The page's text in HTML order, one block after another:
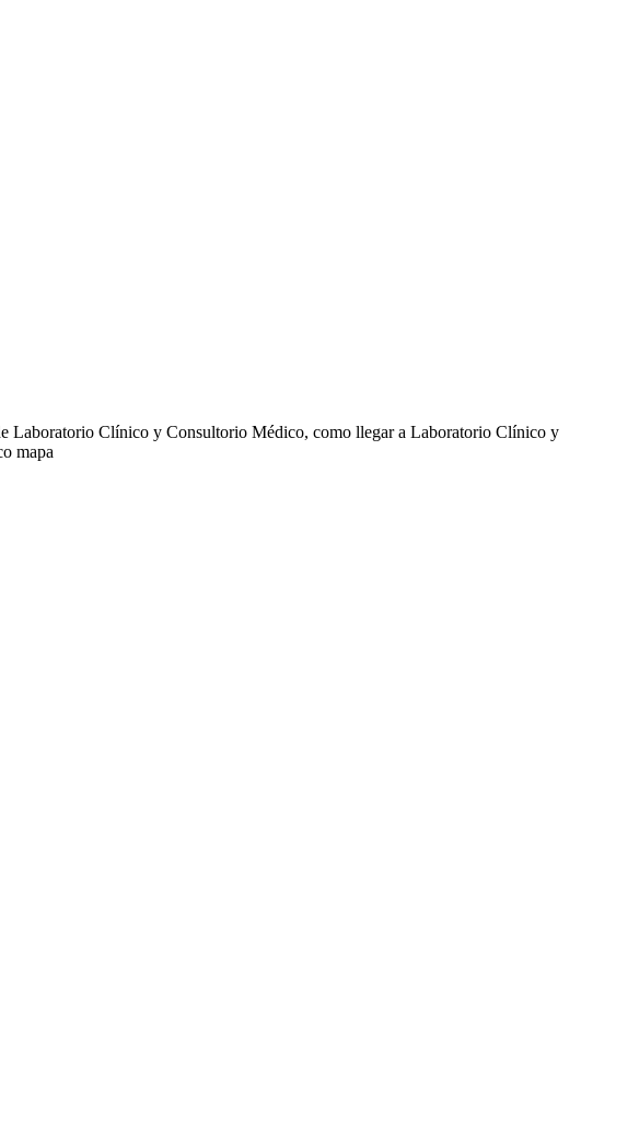
Clínico y Consultorio Médico, como llegar a Laboratorio Clínico y
mapa